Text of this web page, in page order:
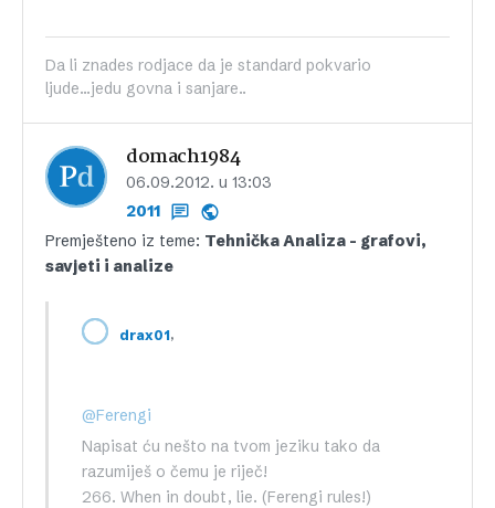
Da li znades rodjace da je standard pokvario
ljude...jedu govna i sanjare..
domach1984
06.09.2012. u 13:03
2011
Premješteno iz teme: Tehnička Analiza – grafovi,
savjeti i analize
drax01,
@Ferengi
Napisat ću nešto na tvom jeziku tako da
razumiješ o čemu je riječ!
266. When in doubt, lie. (Ferengi rules!)